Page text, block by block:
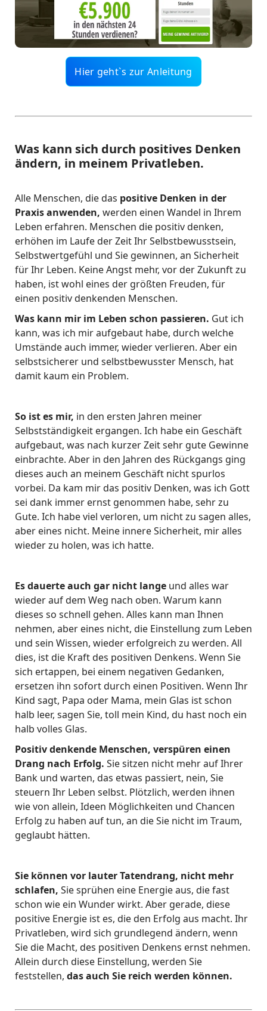
Hier geht`s zur Anleitung
Was kann sich durch positives Denken
ändern, in meinem Privatleben.
Alle Menschen, die das positive Denken in der
Praxis anwenden, werden einen Wandel in Ihrem
Leben erfahren. Menschen die positiv denken,
erhöhen im Laufe der Zeit Ihr Selbstbewusstsein,
Selbstwertgefühl und Sie gewinnen, an Sicherheit
für Ihr Leben. Keine Angst mehr, vor der Zukunft zu
haben, ist wohl eines der größten Freuden, für
einen positiv denkenden Menschen.
Was kann mir im Leben schon passieren. Gut ich
kann, was ich mir aufgebaut habe, durch welche
Umstände auch immer, wieder verlieren. Aber ein
selbstsicherer und selbstbewusster Mensch, hat
damit kaum ein Problem.
So ist es mir, in den ersten Jahren meiner
Selbstständigkeit ergangen. Ich habe ein Geschäft
aufgebaut, was nach kurzer Zeit sehr gute Gewinne
einbrachte. Aber in den Jahren des Rückgangs ging
dieses auch an meinem Geschäft nicht spurlos
vorbei. Da kam mir das positiv Denken, was ich Gott
sei dank immer ernst genommen habe, sehr zu
Gute. Ich habe viel verloren, um nicht zu sagen alles,
aber eines nicht. Meine innere Sicherheit, mir alles
wieder zu holen, was ich hatte.
Es dauerte auch gar nicht lange und alles war
wieder auf dem Weg nach oben. Warum kann
dieses so schnell gehen. Alles kann man Ihnen
nehmen, aber eines nicht, die Einstellung zum Leben
und sein Wissen, wieder erfolgreich zu werden. All
dies, ist die Kraft des positiven Denkens. Wenn Sie
sich ertappen, bei einem negativen Gedanken,
ersetzen ihn sofort durch einen Positiven. Wenn Ihr
Kind sagt, Papa oder Mama, mein Glas ist schon
halb leer, sagen Sie, toll mein Kind, du hast noch ein
halb volles Glas.
Positiv denkende Menschen, verspüren einen
Drang nach Erfolg. Sie sitzen nicht mehr auf Ihrer
Bank und warten, das etwas passiert, nein, Sie
steuern Ihr Leben selbst. Plötzlich, werden ihnen
wie von allein, Ideen Möglichkeiten und Chancen
Erfolg zu haben auf tun, an die Sie nicht im Traum,
geglaubt hätten.
Sie können vor lauter Tatendrang, nicht mehr
schlafen, Sie sprühen eine Energie aus, die fast
schon wie ein Wunder wirkt. Aber gerade, diese
positive Energie ist es, die den Erfolg aus macht. Ihr
Privatleben, wird sich grundlegend ändern, wenn
Sie die Macht, des positiven Denkens ernst nehmen.
Allein durch diese Einstellung, werden Sie
feststellen, das auch Sie reich werden können.